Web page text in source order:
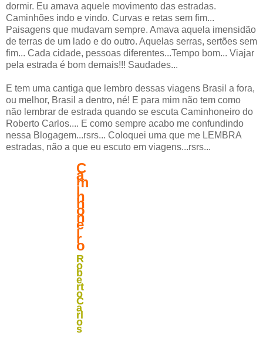
dormir. Eu amava aquele movimento das estradas.
Caminhões indo e vindo. Curvas e retas sem fim...
Paisagens que mudavam sempre. Amava aquela imensidão
de terras de um lado e do outro. Aquelas serras, sertões sem
fim... Cada cidade, pessoas diferentes...Tempo bom... Viajar
pela estrada é bom demais!!! Saudades...
E tem uma cantiga que lembro dessas viagens Brasil a fora,
ou melhor, Brasil a dentro, né! E para mim não tem como
não lembrar de estrada quando se escuta Caminhoneiro do
Roberto Carlos.... E como sempre acabo me confundindo
nessa Blogagem...rsrs... Coloquei uma que me LEMBRA
estradas, não a que eu escuto em viagens...rsrs...
C
a
m
in
h
o
n
e
i
r
o
R
o
b
e
rt
o
C
a
rl
o
s